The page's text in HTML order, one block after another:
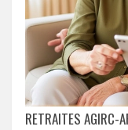
RETRAITES AGIRC-